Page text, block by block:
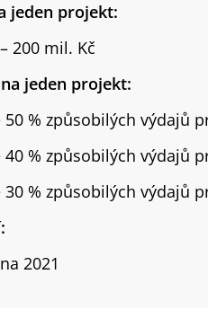
jeden projekt:
200 mil. Kč
jeden projekt:
% způsobilých výdajů
40 % způsobilých výdajů
% způsobilých výdajů
2021